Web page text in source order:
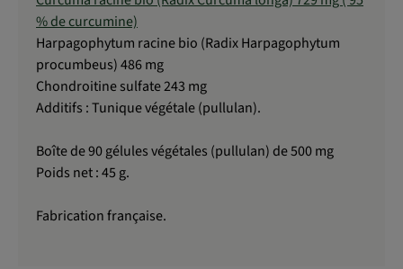
% de curcumine)
Harpagophytum racine bio (Radix Harpagophytum
procumbeus) 486 mg
Chondroitine sulfate 243 mg
Additifs : Tunique végétale (pullulan).
Boîte de 90 gélules végétales (pullulan) de 500 mg
Poids net : 45 g.
Fabrication française.